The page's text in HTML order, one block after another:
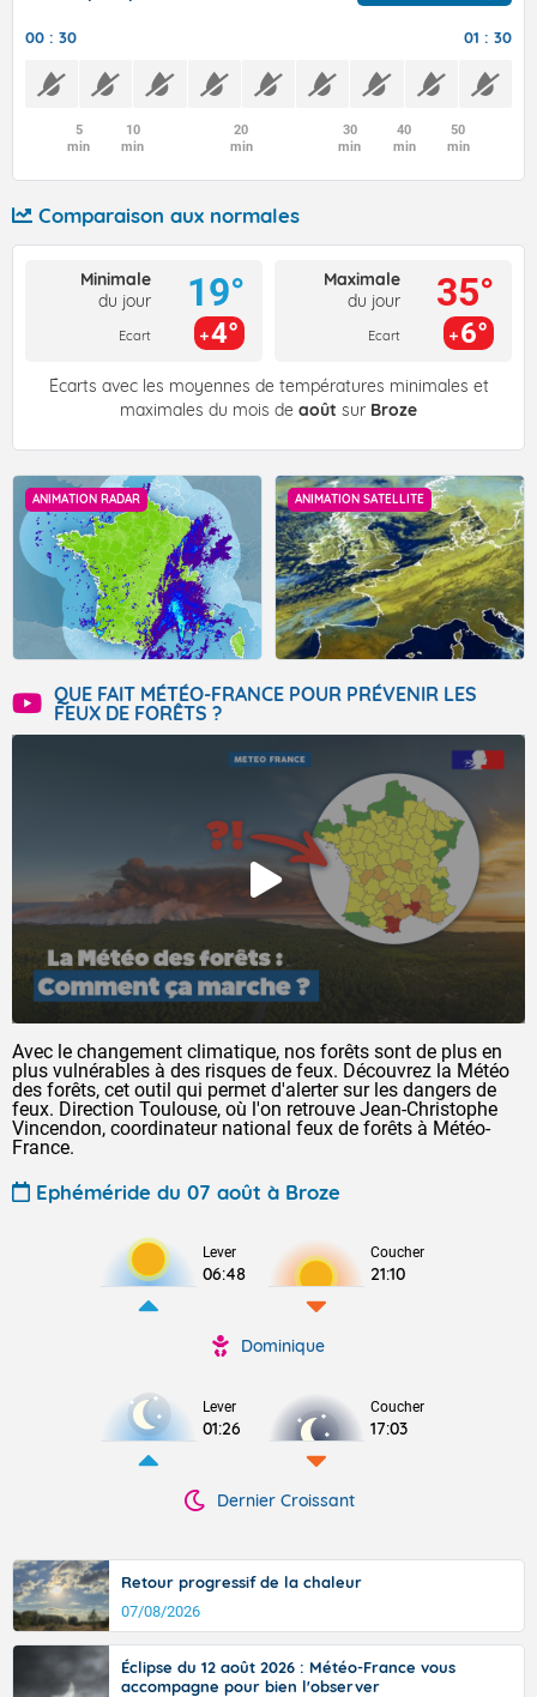
00 : 30 01 : 30
5
min
10
min
20
min
30
min
40
min
50
min
Comparaison aux normales
Minimale
du jour
Ecart
19°
4°
Maximale
du jour
Ecart
35°
6°
Écarts avec les moyennes de températures minimales et
maximales du mois de août sur Broze
ANIMATION RADAR ANIMATION SATELLITE
QUE FAIT MÉTÉO-FRANCE POUR PRÉVENIR LES
FEUX DE FORÊTS ?
Avec le changement climatique, nos forêts sont de plus en
plus vulnérables à des risques de feux. Découvrez la Météo
des forêts, cet outil qui permet d'alerter sur les dangers de
feux. Direction Toulouse, où l'on retrouve Jean-Christophe
Vincendon, coordinateur national feux de forêts à Météo-
France.
Ephéméride du 07 août à Broze
Lever
06:48
Coucher
21:10
Dominique
Lever
01:26
Coucher
17:03
Dernier Croissant
Retour progressif de la chaleur
07/08/2026
Éclipse du 12 août 2026 : Météo-France vous
accompagne pour bien l'observer